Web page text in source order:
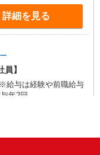
詳細を見る
】
年2回
千葉県千葉市中央区宮